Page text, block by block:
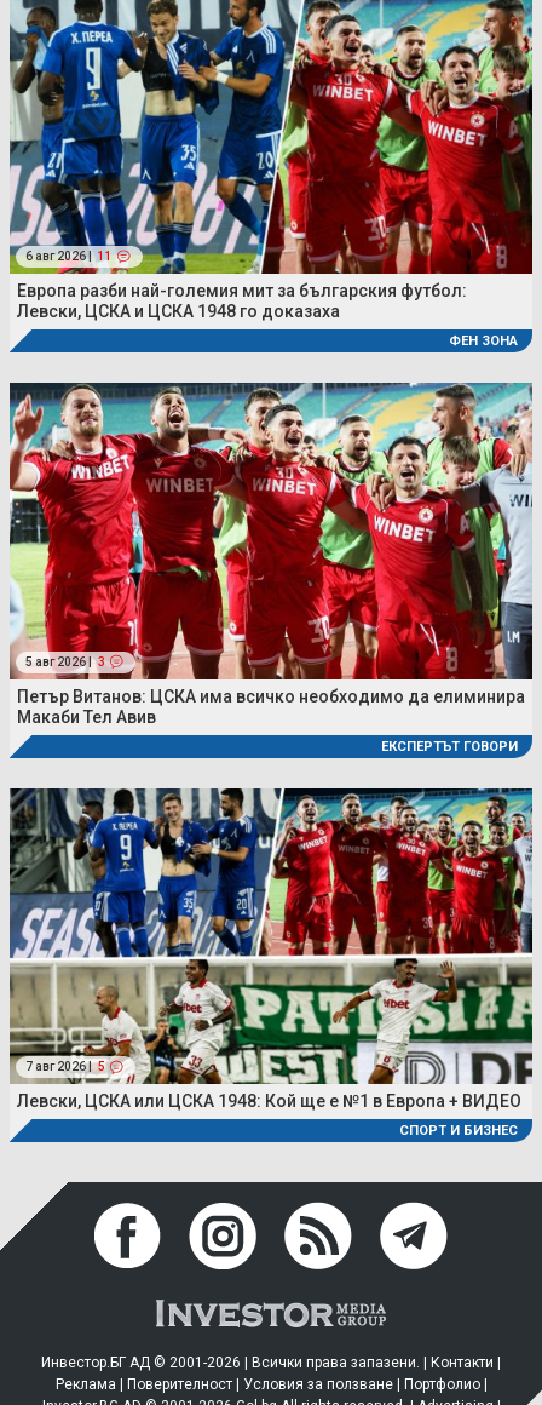
6 авг 2026 | 11
Европа разби най-големия мит за българския футбол:
Левски, ЦСКА и ЦСКА 1948 го доказаха
ФЕН ЗОНА
5 авг 2026 | 3
Петър Витанов: ЦСКА има всичко необходимо да елиминира
Макаби Тел Авив
ЕКСПЕРТЪТ ГОВОРИ
7 авг 2026 | 5
Левски, ЦСКА или ЦСКА 1948: Кой ще е №1 в Европа + ВИДЕО
СПОРТ И БИЗНЕС
Инвестор.БГ АД © 2001-2026 | Всички права запазени. | Контакти
Реклама
Поверителност| Условия за ползване| Портфолио|